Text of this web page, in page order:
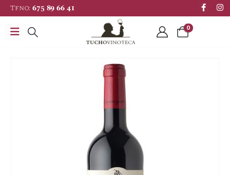
Tfno:675 89 66 41
0